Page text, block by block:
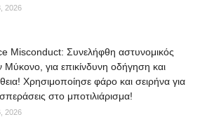
2026
Misconduct: Συνελήφθη αστυνομικός
Μύκονο, για επικίνδυνη οδήγηση και
Χρησιμοποίησε φάρο και σειρήνα για
στο μποτιλιάρισμα!
2026